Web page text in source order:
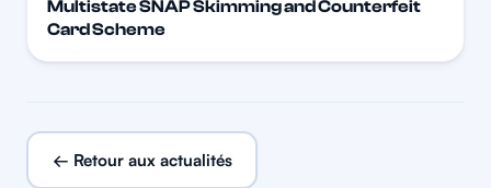
Multistate SNAP Skimming and Counterfeit
Card Scheme
← Retour aux actualités